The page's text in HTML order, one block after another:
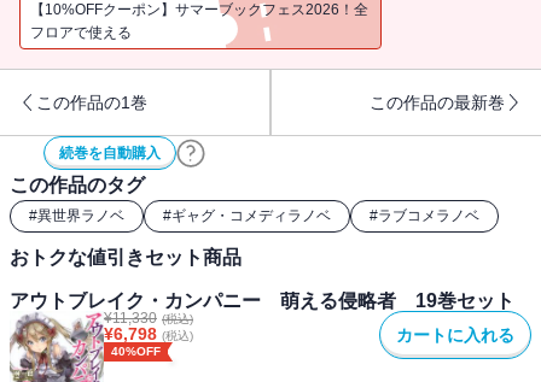
なるが！？
【10%OFFクーポン】サマーブックフェス2026！全
フロアで使える
この作品の1巻 この作品の最新巻
続巻を自動購入
この作品のタグ
#異世界ラノベ #ギャグ・コメディラノベ #ラブコメラノベ
おトクな値引きセット商品
アウトブレイク・カンパニー 萌える侵略者 19巻セット
¥11,330 (税込)
¥6,798 (税込)
40%OFF
カートに入れる